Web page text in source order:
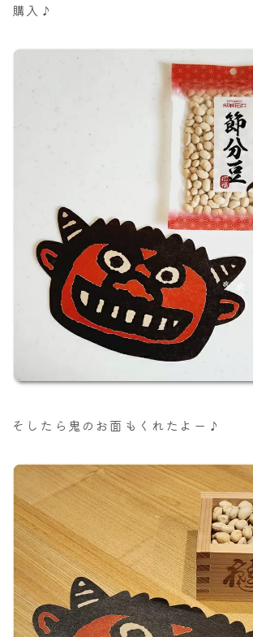
購入♪
そしたら鬼のお面もくれたよー♪